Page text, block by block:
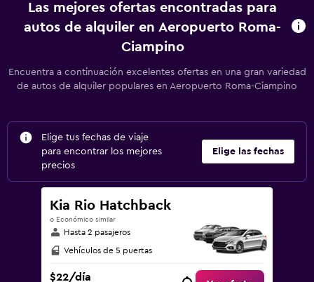
Las mejores ofertas encontradas para
autos de alquiler en Aeropuerto Roma-
Ciampino
Encuentra a continuación excelentes ofertas en una gran variedad
de autos de alquiler populares en Aeropuerto Roma-Ciampino
Elige tus fechas de viaje
para encontrar los mejores
precios
Elige las fechas
Kia Rio Hatchback
o Económico similar
Hasta 2 pasajeros
Vehículos de 5 puertas
$22/día